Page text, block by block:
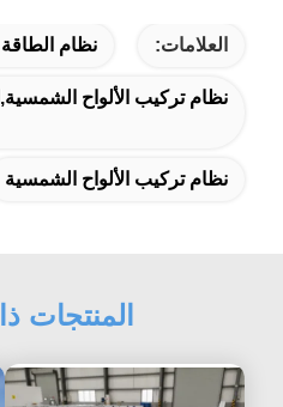
العلامات: نظام
نظام تركيب الألواح
نظام تركيب الألواح الشمسية
المنتجات